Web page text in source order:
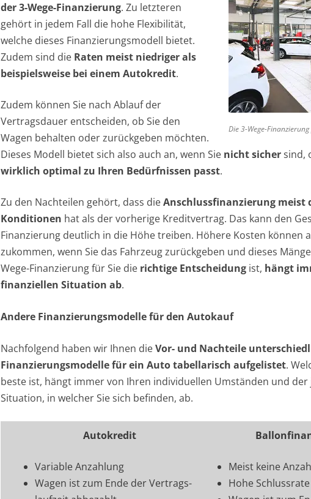
Die 3-Wege-
der 3-Wege-Finanzierung. Zu letzteren
gehört in jedem Fall die hohe Flexibilität,
welche dieses Finanzierungsmodell bietet.
Zudem sind die Raten meist niedriger als
beispielsweise bei einem Autokredit.
Zudem können Sie nach Ablauf der
Vertragsdauer entscheiden, ob Sie den
Wagen behalten oder zurückgeben möchten.
Dieses Modell bietet sich also auch an, wenn Sie nicht sichersind,
wirklich optimal zu Ihren Bedürfnissen passt.
Zu den Nachteilen gehört, dass dieAnschlussfinanzierung meist
Konditionen hat als der vorherige Kreditvertrag. Das kann den
Finanzierung deutlich in die Höhe treiben. Höhere Kosten können
zukommen, wenn Sie das Fahrzeug zurückgeben und dieses
Wege-Finanzierung für Sie die richtige Entscheidung ist, hängt
finanziellen Situation ab.
Andere Finanzierungsmodelle für den Autokauf
Nachfolgend haben wir Ihnen dieVor- und Nachteile
Finanzierungsmodelle für ein Auto tabellarisch aufgelistet.
beste ist, hängt immer von Ihren individuellen Umständen und der
Situation, in welcher Sie sich befinden, ab.
Autokredit
Variable Anzahlung
Wagen ist zum Ende der Vertrags­
Meist keine
Hohe Schlussrate